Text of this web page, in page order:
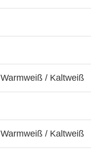
/ Kaltweiß
/ Kaltweiß